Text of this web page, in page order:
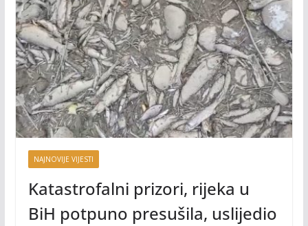
NAJNOVIJE VIJESTI
Katastrofalni prizori, rijeka u
BiH potpuno presušila, uslijedio